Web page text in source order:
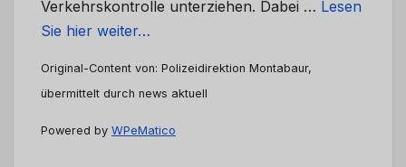
Verkehrskontrolle unterziehen. Dabei … Lesen
Sie hier weiter…
Original-Content von: Polizeidirektion Montabaur,
übermittelt durch news aktuell
Powered by WPeMatico